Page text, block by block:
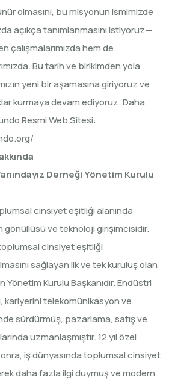
olmasını, bu misyonun ismimizde
açıkça tanımlanmasını istiyoruz—
çalışmalarımızda hem de
Bu tarih ve birikimden yola
yeni bir aşamasına giriyoruz ve
kurmaya devam ediyoruz. Daha
Resmi Web Sitesi:
Derneği Yönetim Kurulu
cinsiyet eşitliği alanında
gönüllüsü ve teknoloji girişimcisidir.
cinsiyet eşitliği
sağlayan ilk ve tek kuruluş olan
Yönetim Kurulu Başkanıdır. Endüstri
kariyerini telekomünikasyon ve
sürdürmüş, pazarlama, satış ve
uzmanlaşmıştır. 12 yıl özel
iş dünyasında toplumsal cinsiyet
daha fazla ilgi duymuş ve modern